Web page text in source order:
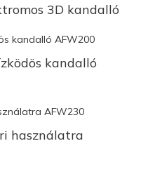
3D kandalló
kandalló
használatra